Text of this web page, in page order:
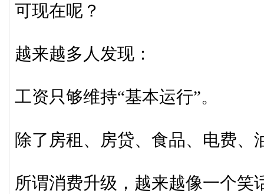
可现在呢？
越来越多人发现：
工资只够维持“基本运行”。
除了房租、房贷、食品、电费、
所谓消费升级，越来越像一个笑